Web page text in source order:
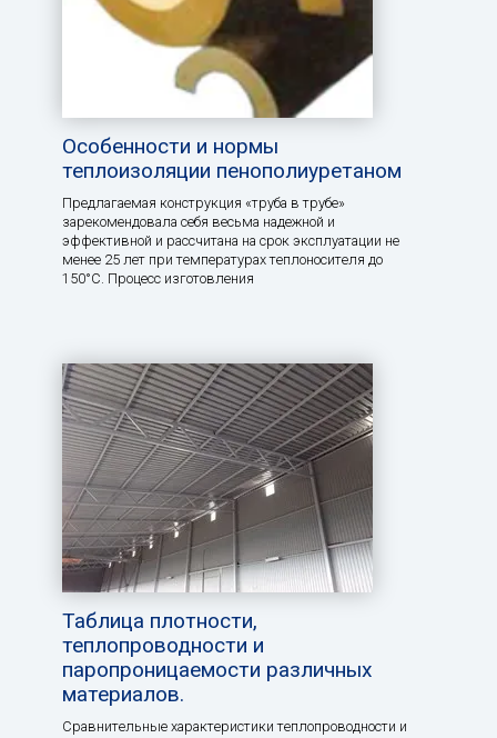
Особенности и нормы
теплоизоляции пенополиуретаном
Предлагаемая конструкция «труба в трубе»
зарекомендовала себя весьма надежной и
эффективной и рассчитана на срок эксплуатации не
менее 25 лет при температурах теплоносителя до
150°С. Процесс изготовления
Таблица плотности,
теплопроводности и
паропроницаемости различных
материалов.
Сравнительные характеристики теплопроводности и